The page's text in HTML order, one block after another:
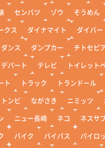
センバツ ゾウ そうめん
クス
ダイナマイト ダイバー
ダンス ダンプカー チトセピ
デパート テレビ トイレット
ト
トラック トランドール
トンビ ながさき ニミッツ
ニュー長崎 ネコ ネスサ
バイク バイパス パイロ